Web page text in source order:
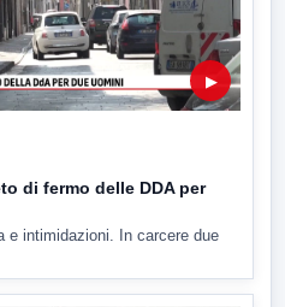
▶
di fermo delle DDA per
e intimidazioni. In carcere due